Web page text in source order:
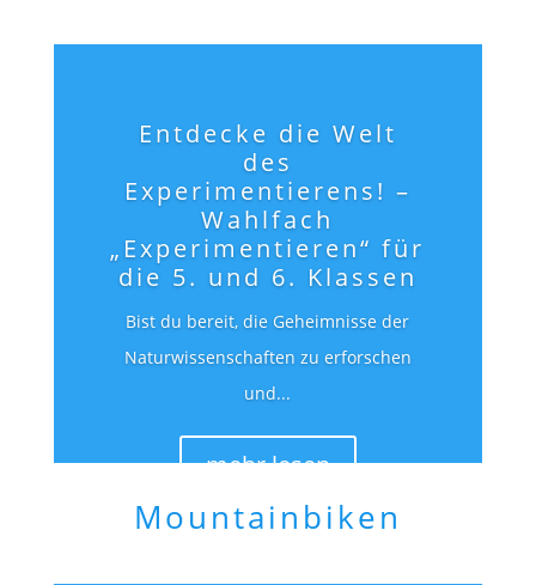
Entdecke die Welt
des
Experimentierens! –
Wahlfach
„Experimentieren“ für
die 5. und 6. Klassen
Bist du bereit, die Geheimnisse der
Naturwissenschaften zu erforschen
und...
mehr lesen
Mountainbiken